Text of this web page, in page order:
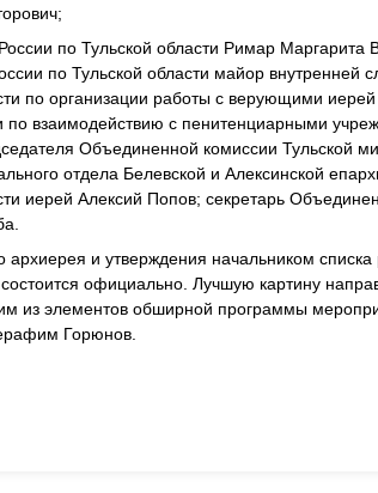
по Тульской области Римар Маргарита
по Тульской области майор внутренней
по организации работы с верующими
по взаимодействию с пенитенциарными
Объединенной комиссии Тульской
отдела Белевской и Алексинской
иерей Алексий Попов; секретарь
и утверждения начальником
официально. Лучшую картину
из элементов обширной программы
Горюнов.